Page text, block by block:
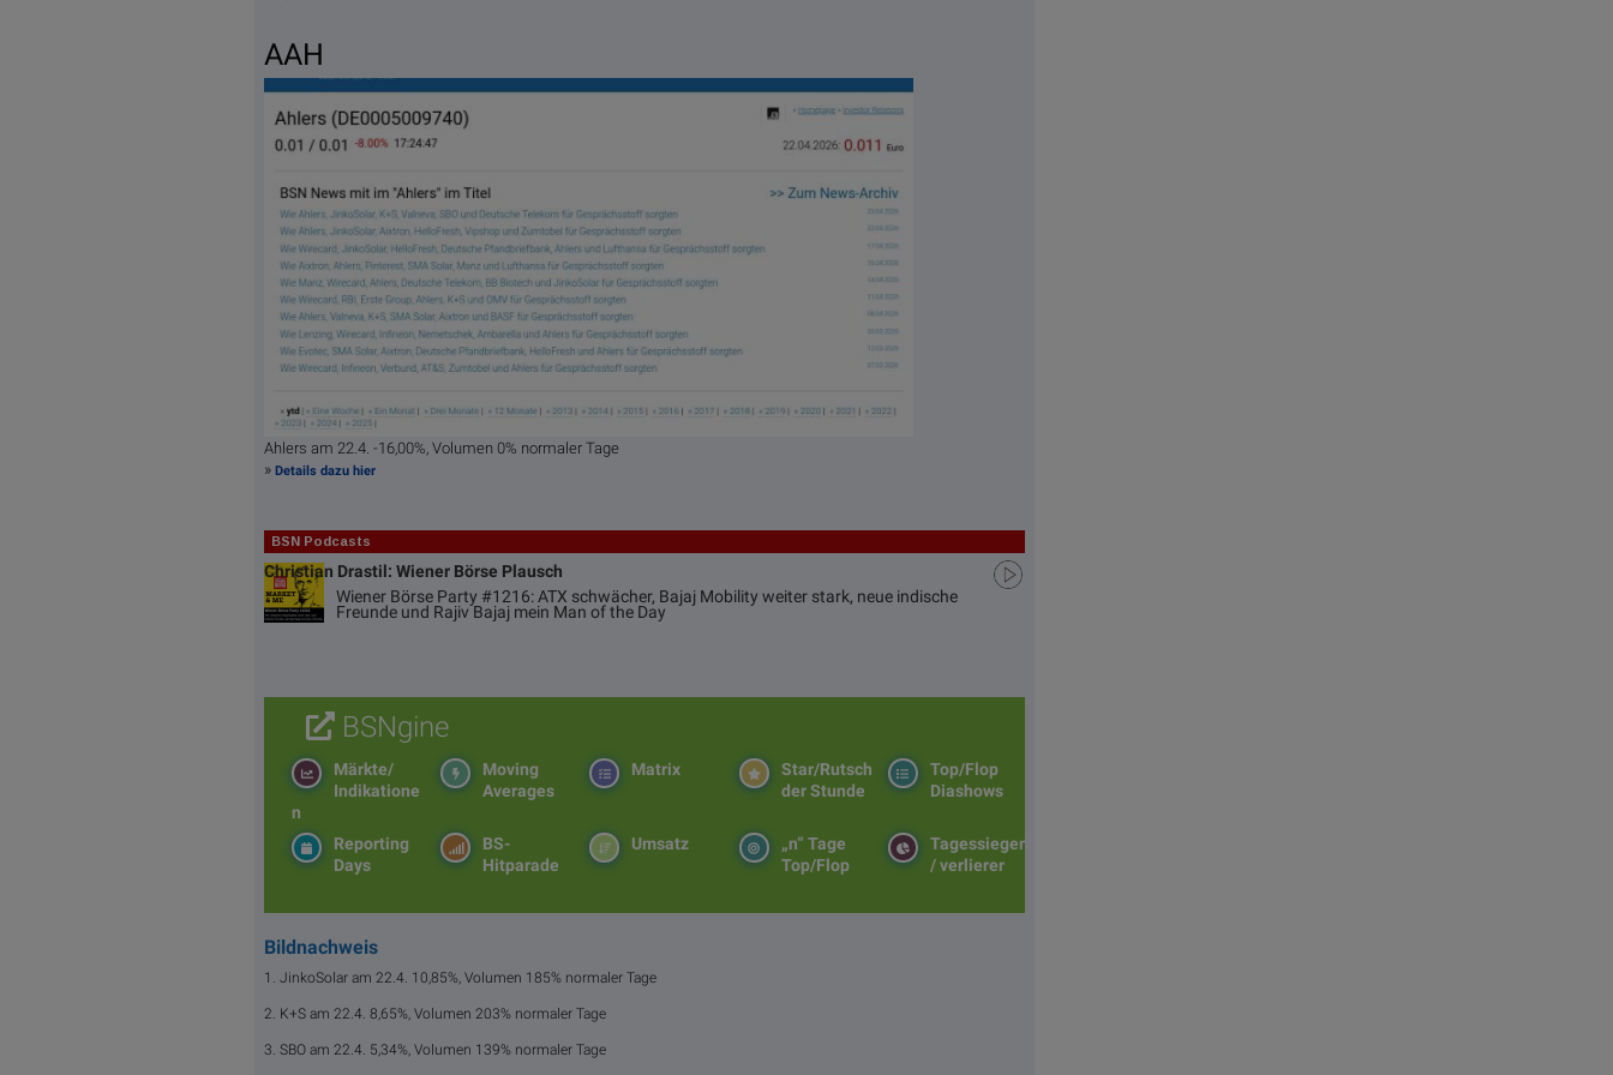
AAH
Ahlers am 22.4. -16,00%, Volumen 0% normaler Tage
» Details dazu hier
BSN Podcasts
Christian Drastil: Wiener Börse Plausch
Wiener Börse Party #1216: ATX schwächer, Bajaj Mobility weiter stark, neue indische
Freunde und Rajiv Bajaj mein Man of the Day
BSNgine
Top/Flop
Diashows
Star/Rutsch
der Stunde
Matrix
Moving
Averages
Märkte/
Indikatione
n
Tagessieger
/ verlierer
„n“ Tage
Top/Flop
Umsatz
BS-
Hitparade
Reporting
Days
Bildnachweis
1. JinkoSolar am 22.4. 10,85%, Volumen 185% normaler Tage
2. K+S am 22.4. 8,65%, Volumen 203% normaler Tage
3. SBO am 22.4. 5,34%, Volumen 139% normaler Tage